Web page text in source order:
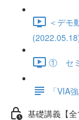
＜デモ
① セミ
「VIA
基礎講義【